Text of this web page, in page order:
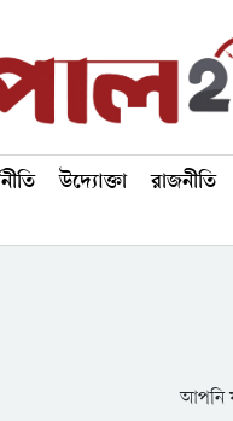
উদ্যোক্তা রাজনীতি
আপনি